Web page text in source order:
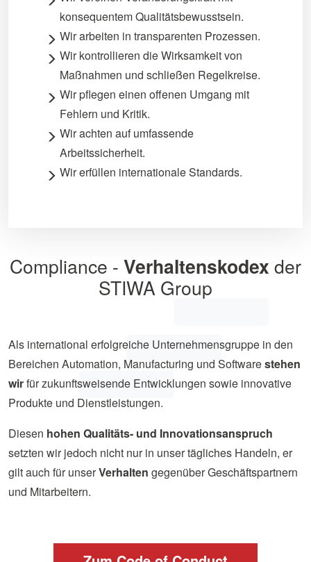
konsequentem Qualitätsbewusstsein.
Wir arbeiten in transparenten Prozessen.
Wir kontrollieren die Wirksamkeit von
Maßnahmen und schließen Regelkreise.
Wir pflegen einen offenen Umgang mit
Fehlern und Kritik.
Wir achten auf umfassende
Arbeitssicherheit.
Wir erfüllen internationale Standards.
Compliance - Verhaltenskodex der
STIWA Group
Als international erfolgreiche Unternehmensgruppe in den
Bereichen Automation, Manufacturing und Softwarestehen
wirfür zukunftsweisende Entwicklungen sowie innovative
Produkte und Dienstleistungen.
Diesen hohen Qualitäts- und Innovationsanspruch
setzten wir jedoch nicht nur in unser tägliches Handeln, er
gilt auch für unserVerhalten gegenüber Geschäftspartnern
und Mitarbeitern.